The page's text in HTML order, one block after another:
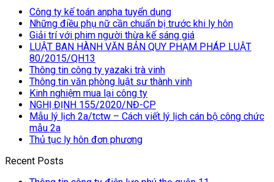
Công ty kế toán anpha tuyển dụng
Những điều phụ nữ cần chuẩn bị trước khi ly hôn
Giải trí với phim người thừa kế sáng giá
LUẬT BAN HÀNH VĂN BẢN QUY PHẠM PHÁP LUẬT
80/2015/QH13
Thông tin công ty yazaki trà vinh
Thông tin văn phòng luật sư thành vinh
Kinh nghiệm mua lại công ty
NGHỊ ĐỊNH 155/2020/NĐ-CP
Mẫu lý lịch 2a/tctw – Cách viết lý lịch cán bộ công chức
mẫu 2a
Thủ tục ly hôn đơn phương
Recent Posts